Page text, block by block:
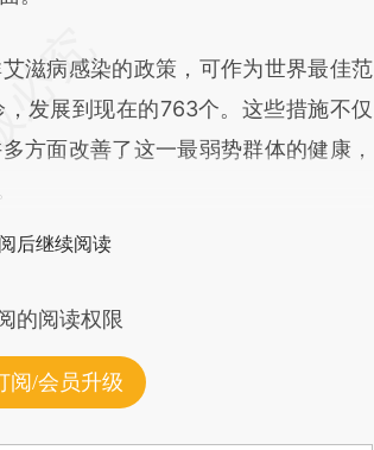
病感染的政策，可作为世界最佳范
发展到现在的763个。这些措施不仅
方面改善了这一最弱势群体的健康，
后继续阅读
的阅读权限
阅/会员升级